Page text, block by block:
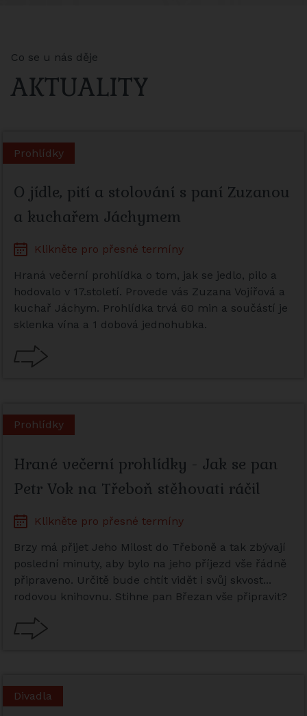
Co se u nás děje
AKTUALITY
Prohlídky
O jídle, pití a stolování s paní Zuzanou
a kuchařem Jáchymem
Klikněte pro přesné termíny
Hraná večerní prohlídka o tom, jak se jedlo, pilo a
hodovalo v 17.století. Provede vás Zuzana Vojířová a
kuchař Jáchym. Prohlídka trvá 60 min a součástí je
sklenka vína a 1 dobová jednohubka.
Prohlídky
Hrané večerní prohlídky - Jak se pan
Petr Vok na Třeboň stěhovati ráčil
Klikněte pro přesné termíny
Brzy má přijet Jeho Milost do Třeboně a tak zbývají
poslední minuty, aby bylo na jeho příjezd vše řádně
připraveno. Určitě bude chtít vidět i svůj skvost...
rodovou knihovnu. Stihne pan Březan vše připravit?
Divadla